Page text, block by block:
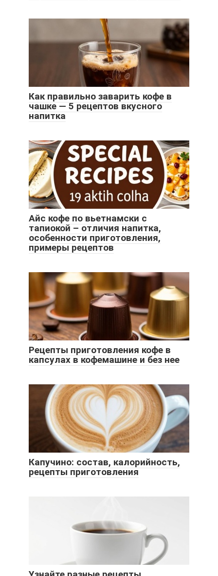
Как правильно заварить кофе в
чашке — 5 рецептов вкусного
напитка
Айс кофе по вьетнамски с
тапиокой – отличия напитка,
особенности приготовления,
примеры рецептов
Рецепты приготовления кофе в
капсулах в кофемашине и без нее
Капучино: состав, калорийность,
рецепты приготовления